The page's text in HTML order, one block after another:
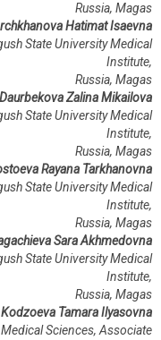
Russia, Magas
Hatimat Isaevna
State University Medical
Institute,
Russia, Magas
Daurbekova Zalina Mikailova
State University Medical
Institute,
Russia, Magas
Rayana Tarkhanovna
State University Medical
Institute,
Russia, Magas
Sara Akhmedovna
State University Medical
Institute,
Russia, Magas
Kodzoeva Tamara Ilyasovna
Sciences, Associate